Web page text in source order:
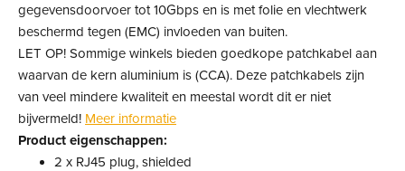
gegevensdoorvoer tot 10Gbps en is met folie en vlechtwerk
beschermd tegen (EMC) invloeden van buiten.
LET OP! Sommige winkels bieden goedkope patchkabel aan
waarvan de kern aluminium is (CCA). Deze patchkabels zijn
van veel mindere kwaliteit en meestal wordt dit er niet
bijvermeld! Meer informatie
Product eigenschappen:
2 x RJ45 plug, shielded